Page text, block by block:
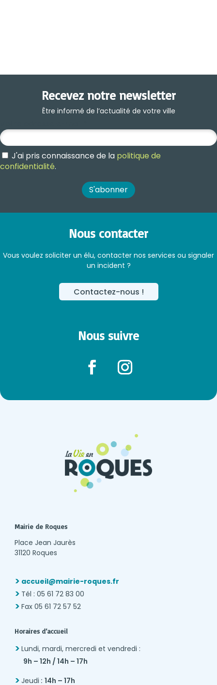
Recevez notre newsletter
Être informé de l’actualité de votre ville
J'ai pris connaissance de la politique de
confidentialité.
Nous contacter
Vous voulez soliciter un élu, contacter nos services ou signaler
un incident ?
Contactez-nous !
Nous suivre
Mairie de Roques
Place Jean Jaurès
31120 Roques
accueil@mairie-roques.fr
Tél : 05 61 72 83 00
Fax 05 61 72 57 52
Horaires d’accueil
Lundi, mardi, mercredi et vendredi :
9h – 12h / 14h – 17h
Jeudi: 14h – 17h